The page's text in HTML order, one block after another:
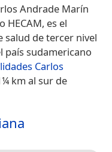
Andrade Marín​
HECAM, es el
salud de tercer nivel
país sudamericano
Carlos
km al sur de